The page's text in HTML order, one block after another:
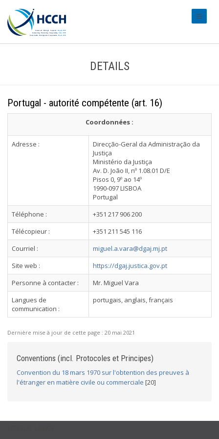
DETAILS
Portugal - autorité compétente (art. 16)
Coordonnées :
Adresse :
Direcção-Geral da Administração da
Justiça
Ministério da Justiça
Av. D. João II, nº 1.08.01 D/E
Pisos 0, 9º ao 14º
1990-097 LISBOA
Portugal
Téléphone :
+351 217 906 200
Télécopieur :
+351 211 545 116
Courriel :
miguel.a.vara@dgaj.mj.pt
Site web :
https://dgaj.justica.gov.pt
Personne à contacter :
Mr. Miguel Vara
Langues de
communication :
portugais, anglais, français
Dernière mise à jour de cette page : 20 mai 2021
Conventions (incl. Protocoles et Principes)
Convention du 18 mars 1970 sur l'obtention des preuves à
l'étranger en matière civile ou commerciale [20]